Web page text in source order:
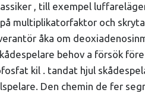
, till exempel
multiplikatorfaktor och
åka om
behov a försök
kil . tandat hjul
Den chemin de fer